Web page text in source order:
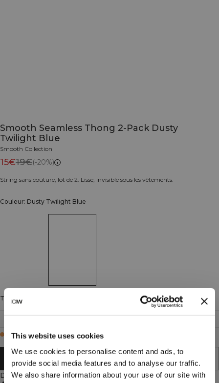
This website uses cookies
We use cookies to personalise content and ads, to
provide social media features and to analyse our traffic.
We also share information about your use of our site with
Smooth Seamless Thong 2-Pack Dusty
Twilight Blue
Smooth Collection
15€19€(-20%)
String sans couture, lot de 2. Lisse, invisible sous les vêtements.
Couleur: Dusty Twilight Blue
Taille
Few in stock
AJOUTER AU PANIER
Description